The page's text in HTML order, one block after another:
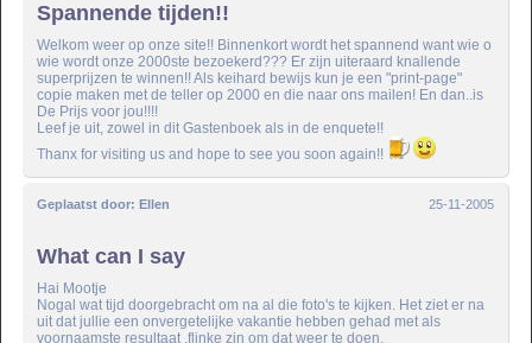
Spannende tijden!!
Welkom weer op onze site!! Binnenkort wordt het spannend want wie o
wie wordt onze 2000ste bezoekerd??? Er zijn uiteraard knallende
superprijzen te winnen!! Als keihard bewijs kun je een "print-page"
copie maken met de teller op 2000 en die naar ons mailen! En dan..is
De Prijs voor jou!!!!
Leef je uit, zowel in dit Gastenboek als in de enquete!!
Thanx for visiting us and hope to see you soon again!!
25-11-2005
Geplaatst door: Ellen
What can I say
Hai Mootje
Nogal wat tijd doorgebracht om na al die foto's te kijken. Het ziet er na
uit dat jullie een onvergetelijke vakantie hebben gehad met als
voornaamste resultaat ,flinke zin om dat weer te doen.